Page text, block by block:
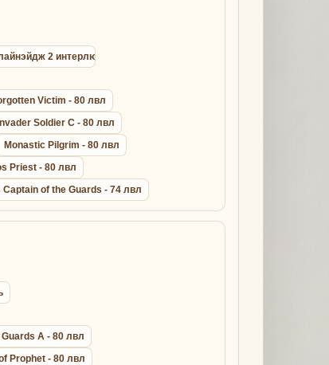
2 интерлюд
Victim - 80 лвл
Soldier C - 80 лвл
Monastic Pilgrim - 80 лвл
Priest - 80 лвл
Captain of the Guards - 74 лвл
A - 80 лвл
Prophet - 80 лвл